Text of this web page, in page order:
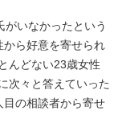
いなかったという
ら好意を寄せられ
んどない23歳女性
次々と答えていった
の相談者から寄せ